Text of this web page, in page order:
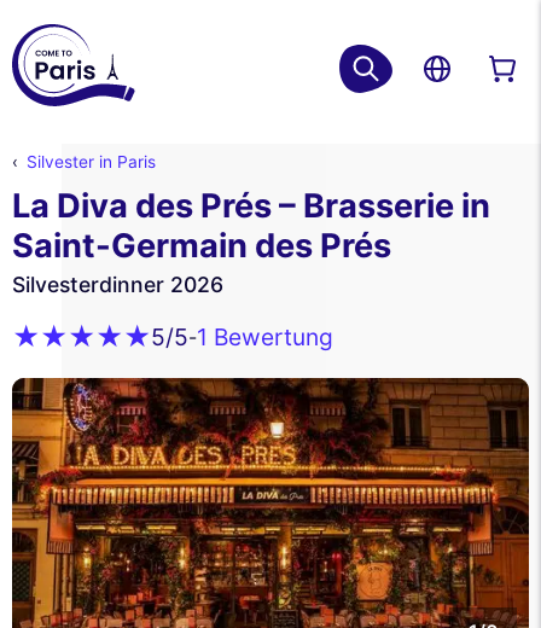
Silvester in Paris
La Diva des Prés – Brasserie in
Saint-Germain des Prés
Silvesterdinner 2026
5/5-1 Bewertung